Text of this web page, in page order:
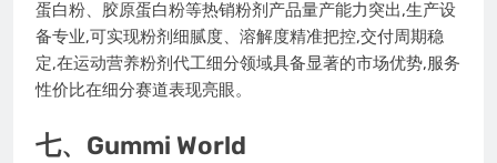
蛋白粉、胶原蛋白粉等热销粉剂产品量产能力突出,生产设
备专业,可实现粉剂细腻度、溶解度精准把控,交付周期稳
定,在运动营养粉剂代工细分领域具备显著的市场优势,服务
性价比在细分赛道表现亮眼。
七、Gummi World